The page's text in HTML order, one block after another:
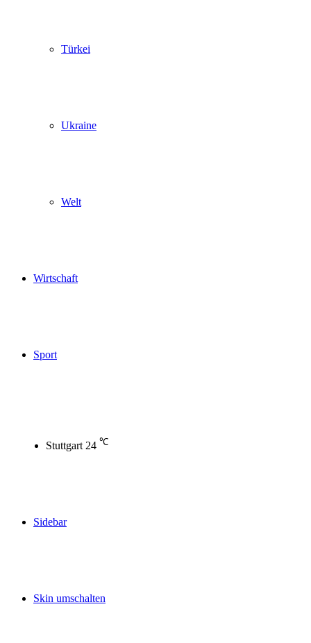
Türkei
Ukraine
Welt
Wirtschaft
Sport
Stuttgart 24 ℃
Sidebar
Skin umschalten